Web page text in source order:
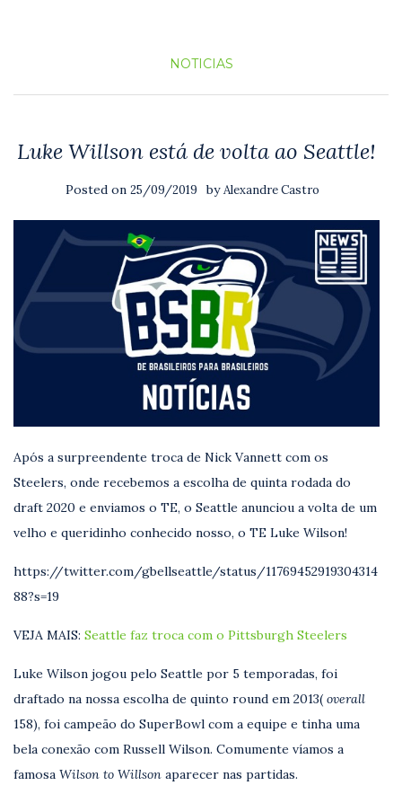
NOTICIAS
Luke Willson está de volta ao Seattle!
Posted on 25/09/2019 byAlexandre Castro
Após a surpreendente troca de Nick Vannett com os
Steelers, onde recebemos a escolha de quinta rodada do
draft 2020 e enviamos o TE, o Seattle anunciou a volta de um
velho e queridinho conhecido nosso, o TE Luke Wilson!
https://twitter.com/gbellseattle/status/11769452919304314
88?s=19
VEJA MAIS: Seattle faz troca com o Pittsburgh Steelers
Luke Wilson jogou pelo Seattle por 5 temporadas, foi
draftado na nossa escolha de quinto round em 2013( overall
158), foi campeão do SuperBowl com a equipe e tinha uma
bela conexão com Russell Wilson. Comumente víamos a
famosa Wilson to Willson aparecer nas partidas.